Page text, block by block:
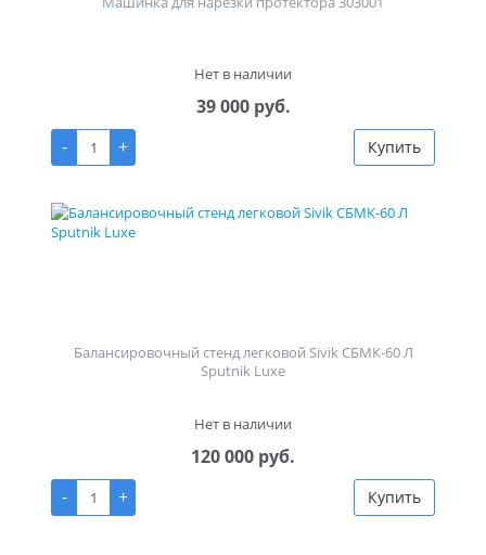
Нет в наличии
39 000 руб.
-
+ Купить
Балансировочный стенд легковой Sivik СБМК-60 Л
Sputnik Luxe
Нет в наличии
120 000 руб.
-
+ Купить